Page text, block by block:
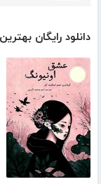
دانلود رایگان